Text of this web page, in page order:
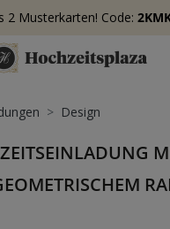
2 Musterkarten! Code:
Design